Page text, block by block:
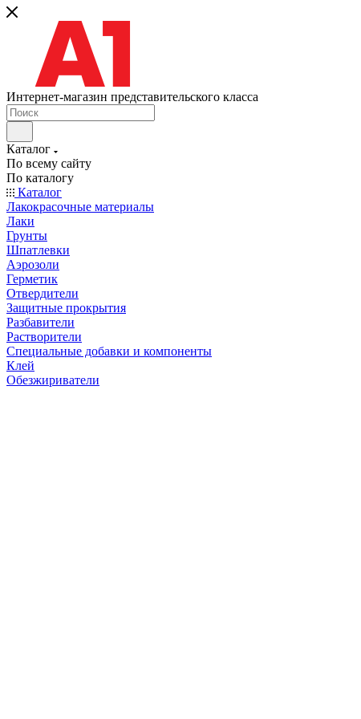
Интернет-магазин представительского класса
Каталог
По всему сайту
По каталогу
Каталог
Лакокрасочные материалы
Лаки
Грунты
Шпатлевки
Аэрозоли
Герметик
Отвердители
Защитные прокрытия
Разбавители
Растворители
Специальные добавки и компоненты
Клей
Обезжириватели